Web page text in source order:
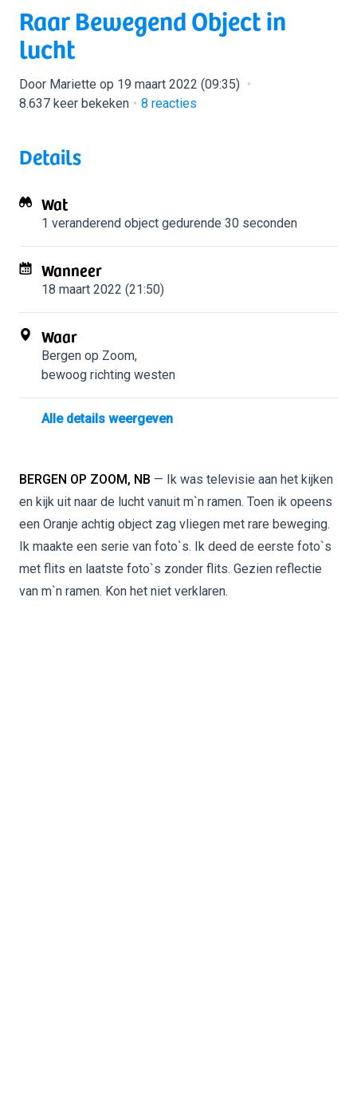
Raar Bewegend Object in
lucht
Door Mariette op 19 maart 2022 (09:35)
8.637 keer bekeken
8 reacties
Details
Wat
1 veranderend object gedurende 30 seconden
Wanneer
18 maart 2022 (21:50)
Waar
Bergen op Zoom,
bewoog richting westen
Alle details weergeven
BERGEN OP ZOOM, NB — Ik was televisie aan het kijken
en kijk uit naar de lucht vanuit m`n ramen. Toen ik opeens
een Oranje achtig object zag vliegen met rare beweging.
Ik maakte een serie van foto`s. Ik deed de eerste foto`s
met flits en laatste foto`s zonder flits. Gezien reflectie
van m`n ramen. Kon het niet verklaren.